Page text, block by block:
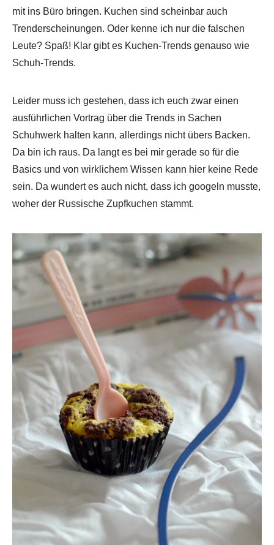
mit ins Büro bringen. Kuchen sind scheinbar auch
Trenderscheinungen. Oder kenne ich nur die falschen
Leute? Spaß! Klar gibt es Kuchen-Trends genauso wie
Schuh-Trends.
Leider muss ich gestehen, dass ich euch zwar einen
ausführlichen Vortrag über die Trends in Sachen
Schuhwerk halten kann, allerdings nicht übers Backen.
Da bin ich raus. Da langt es bei mir gerade so für die
Basics und von wirklichem Wissen kann hier keine Rede
sein. Da wundert es auch nicht, dass ich googeln musste,
woher der Russische Zupfkuchen stammt.